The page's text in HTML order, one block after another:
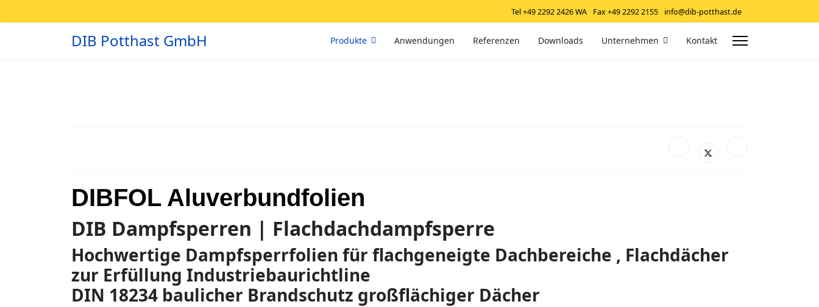
Tel +49 2292 2426 WA Fax +49 2292 2155 info@dib-potthast.de
DIB Potthast GmbH Produkte Anwendungen Referenzen Downloads Unternehmen Kontakt
DIBFOL Aluverbundfolien
DIB Dampfsperren | Flachdachdampfsperre
Hochwertige Dampfsperrfolien für flachgeneigte Dachbereiche , Flachdächer
zur Erfüllung Industriebaurichtline
DIN 18234 baulicher Brandschutz großflächiger Dächer